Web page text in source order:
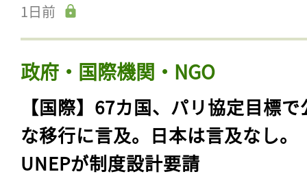
1日前
政府・国際機関・NGO
【国際】67カ国、パリ協定目標で
な移行に言及。日本は言及なし。
UNEPが制度設計要請